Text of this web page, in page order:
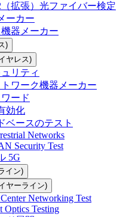
拡張）光ファイバー検定
ーカー
器メーカー
)
ヤレス)
リティ
ワーク機器メーカー
ード
効化
ベースのテスト
Networks
Security Test
5G
イン)
ヤーライン)
Networking Test
Optics Testing